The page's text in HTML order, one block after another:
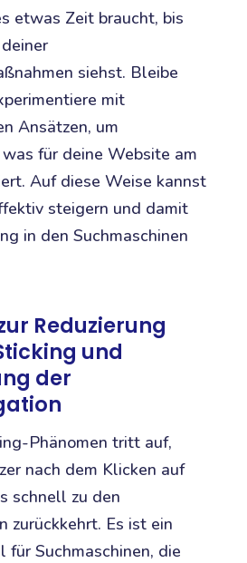
etwas Zeit braucht, bis
siehst. Bleibe
mit
Ansätzen, um
für deine Website am
Auf diese Weise kannst
steigern und damit
in den Suchmaschinen
Reduzierung
und
der
Phänomen tritt auf,
nach dem Klicken auf
schnell zu den
zurückkehrt. Es ist ein
für Suchmaschinen, die